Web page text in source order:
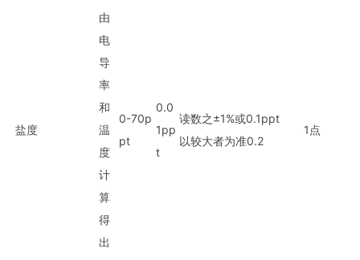
盐度
由
电
导
率
和
温
度
计
算
得
出
0-70p
pt
0.0
1pp
t
读数之±1%或0.1ppt
以较大者为准0.2
1点